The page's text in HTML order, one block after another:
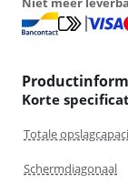
Korte
Totale
Schermdiagonaal